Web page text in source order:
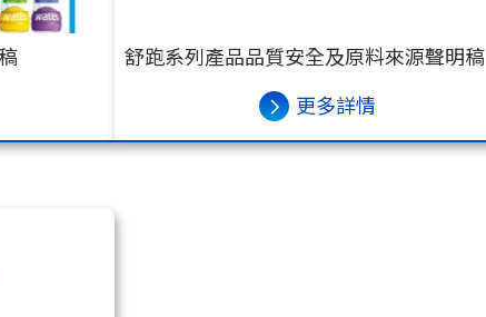
舒跑系列產品品質安全及原料來源聲明稿
更多詳情